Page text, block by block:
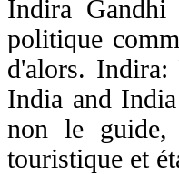
Indira
politique
d'alors.
India and
non le
touristique et